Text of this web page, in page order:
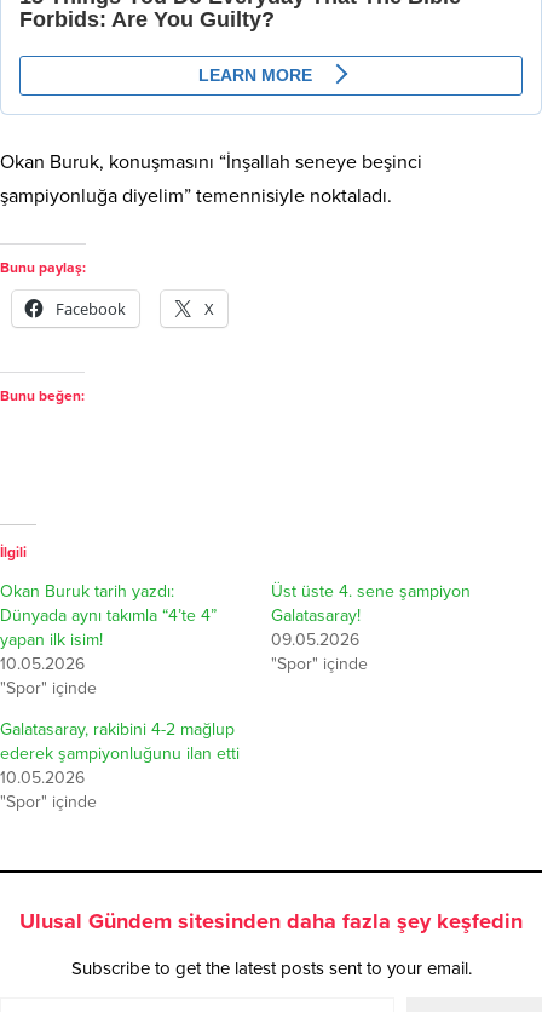
Okan Buruk, konuşmasını “İnşallah seneye beşinci
şampiyonluğa diyelim” temennisiyle noktaladı.
Bunu paylaş:
Facebook X
Bunu beğen:
İlgili
Okan Buruk tarih yazdı:
Dünyada aynı takımla “4’te 4”
yapan ilk isim!
10.05.2026
"Spor" içinde
Üst üste 4. sene şampiyon
Galatasaray!
09.05.2026
"Spor" içinde
Galatasaray, rakibini 4-2 mağlup
ederek şampiyonluğunu ilan etti
10.05.2026
"Spor" içinde
Ulusal Gündem sitesinden daha fazla şey keşfedin
Subscribe to get the latest posts sent to your email.